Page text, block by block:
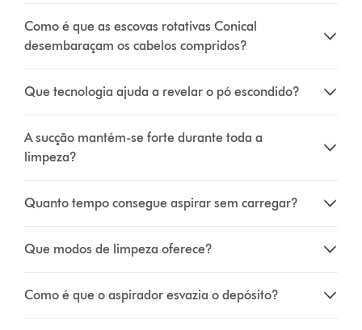
Como é que as escovas rotativas Conical
desembaraçam os cabelos compridos?
Que tecnologia ajuda a revelar o pó escondido?
A sucção mantém-se forte durante toda a
limpeza?
Quanto tempo consegue aspirar sem carregar?
Que modos de limpeza oferece?
Como é que o aspirador esvazia o depósito?